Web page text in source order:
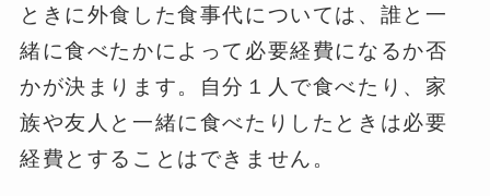
ときに外食した食事代については、誰と一
緒に食べたかによって必要経費になるか否
かが決まります。自分１人で食べたり、家
族や友人と一緒に食べたりしたときは必要
経費とすることはできません。